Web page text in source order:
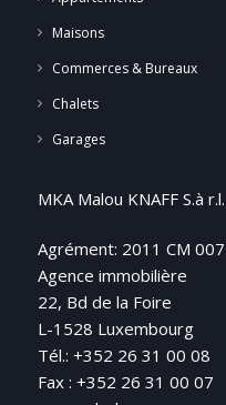
Maisons
Commerces & Bureaux
Chalets
Garages
MKA Malou KNAFF S.à r.l.
Agrément: 2011 CM 007
Agence immobilière
22, Bd de la Foire
L-1528 Luxembourg
Tél.: +352 26 31 00 08
Fax : +352 26 31 00 07